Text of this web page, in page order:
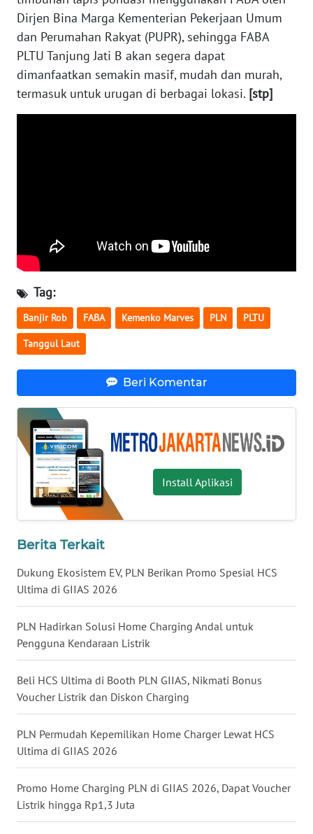
Dirjen Bina Marga Kementerian Pekerjaan Umum
dan Perumahan Rakyat (PUPR), sehingga FABA
PLTU Tanjung Jati B akan segera dapat
dimanfaatkan semakin masif, mudah dan murah,
termasuk untuk urugan di berbagai lokasi. [stp]
Tag:
Banjir Rob FABA Kemenko Marves PLN PLTU
Tanggul Laut
Beri Komentar
Install Aplikasi
Berita Terkait
Dukung Ekosistem EV, PLN Berikan Promo Spesial HCS
Ultima di GIIAS 2026
PLN Hadirkan Solusi Home Charging Andal untuk
Pengguna Kendaraan Listrik
Beli HCS Ultima di Booth PLN GIIAS, Nikmati Bonus
Voucher Listrik dan Diskon Charging
PLN Permudah Kepemilikan Home Charger Lewat HCS
Ultima di GIIAS 2026
Promo Home Charging PLN di GIIAS 2026, Dapat Voucher
Listrik hingga Rp1,3 Juta
WN
KALTARA
KALSEL
WN
GORONTALO
WN
SULUT
WN
MALUKU
WN
MALUT
WN
DAIRI
WN
WN
NIAS
LANGKAT
TAPANULI
SELATAN
WN
TANJUNG
LESUNG
WN